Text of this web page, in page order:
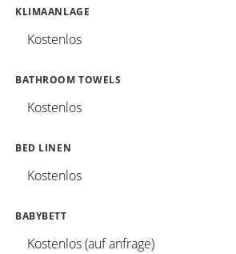
KLIMAANLAGE
Kostenlos
BATHROOM TOWELS
Kostenlos
BED LINEN
Kostenlos
BABYBETT
Kostenlos (auf anfrage)